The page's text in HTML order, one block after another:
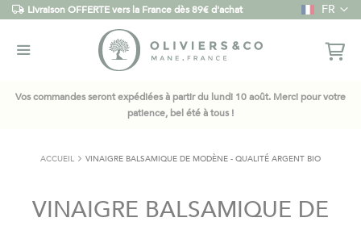
Livraison OFFERTE vers la France dès 89€ d'achat LangueFR
Vos commandes seront expédiées à partir du lundi 10 août. Merci pour votre
patience, bel été à tous !
ACCUEIL VINAIGRE BALSAMIQUE DE MODÈNE - QUALITÉ ARGENT BIO
VINAIGRE BALSAMIQUE DE